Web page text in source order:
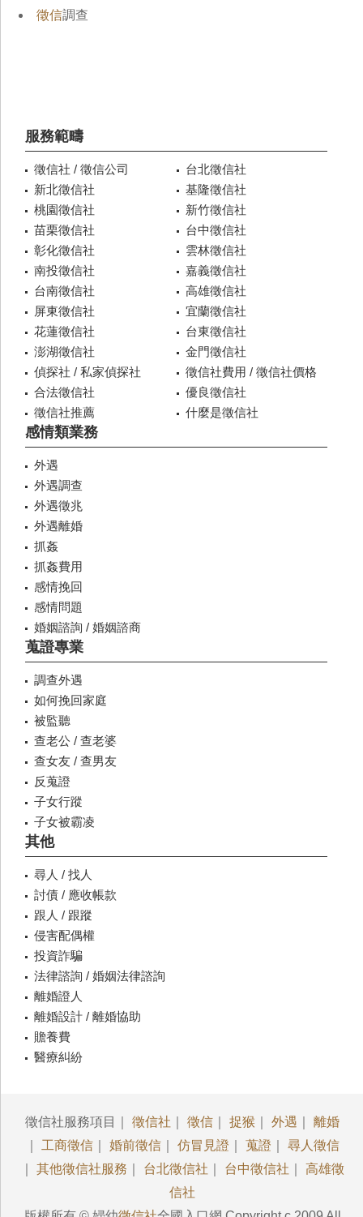
徵信調查
服務範疇
徵信社 / 徵信公司
台北徵信社
新北徵信社
基隆徵信社
桃園徵信社
新竹徵信社
苗栗徵信社
台中徵信社
彰化徵信社
雲林徵信社
南投徵信社
嘉義徵信社
台南徵信社
高雄徵信社
屏東徵信社
宜蘭徵信社
花蓮徵信社
台東徵信社
澎湖徵信社
金門徵信社
偵探社 / 私家偵探社
徵信社費用 / 徵信社價格
合法徵信社
優良徵信社
徵信社推薦
什麼是徵信社
感情類業務
外遇
外遇調查
外遇徵兆
外遇離婚
抓姦
抓姦費用
感情挽回
感情問題
婚姻諮詢 / 婚姻諮商
蒐證專業
調查外遇
如何挽回家庭
被監聽
查老公 / 查老婆
查女友 / 查男友
反蒐證
子女行蹤
子女被霸凌
其他
尋人 / 找人
討債 / 應收帳款
跟人 / 跟蹤
侵害配偶權
投資詐騙
法律諮詢 / 婚姻法律諮詢
離婚證人
離婚設計 / 離婚協助
贍養費
醫療糾紛
徵信社服務項目｜ 徵信社 徵信 捉猴 外遇
離婚
工商徵信 婚前徵信 仿冒見證 蒐證
尋人徵信
其他徵信社服務 台北徵信社 台中徵信社
高雄徵
信社